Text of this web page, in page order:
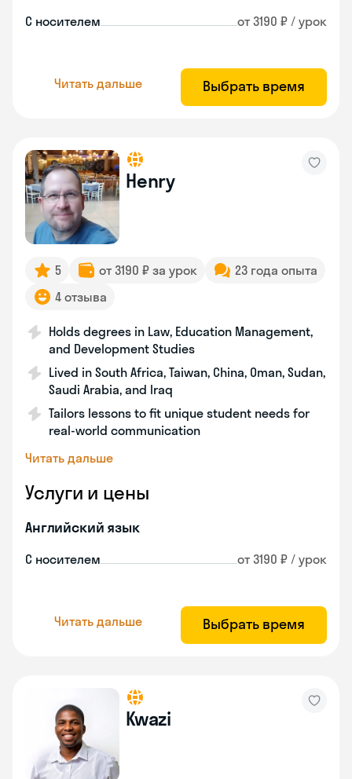
С носителем от 3190 ₽ / урок
Читать дальше Выбрать время
Henry
5 от 3190 ₽ за урок
23 года опыта
4 отзыва
Holds degrees in Law, Education Management,
and Development Studies
Lived in South Africa, Taiwan, China, Oman, Sudan,
Saudi Arabia, and Iraq
Tailors lessons to fit unique student needs for
real-world communication
Читать дальше
Услуги и цены
Английский язык
С носителем от 3190 ₽ / урок
Читать дальше Выбрать время
Kwazi